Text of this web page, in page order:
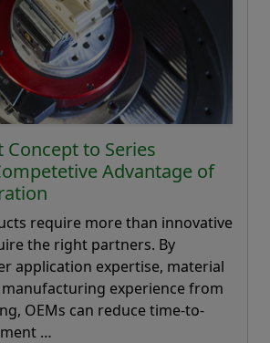
Concept to Series
Advantage of
require more than innovative
the right partners. By
application expertise, material
experience from
OEMs can reduce time-to-
…